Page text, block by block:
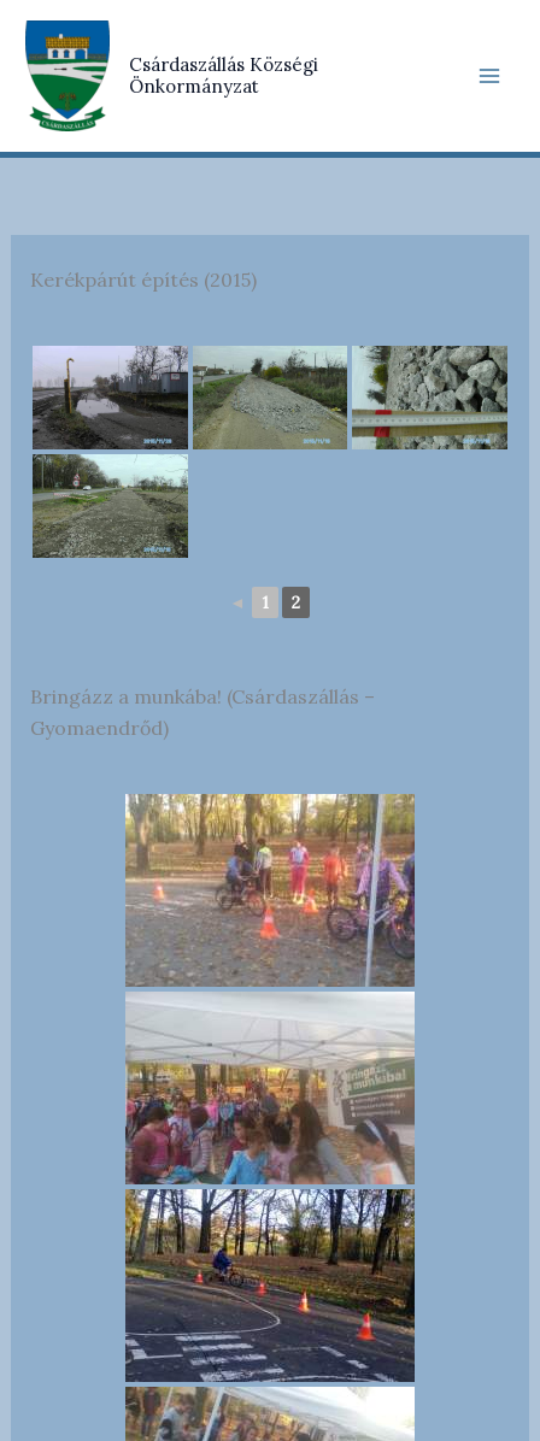
Skip
content
Csárdaszállás Községi
Önkormányzat
Kerékpárút építés (2015)
◄ 1 2
Bringázz a munkába! (Csárdaszállás –
Gyomaendrőd)